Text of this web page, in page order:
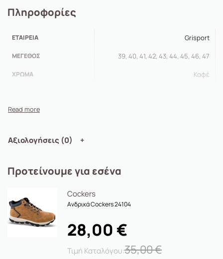
γλιστρά αλλά και το αντικραδασμικό σύστημα
απορρόφησης κραδασμών που έχει το καθιστούν ιδανικό
Πληροφορίες
ΕΤΑΙΡΕΊΑ Grisport
ΜΈΓΕΘΟΣ 39, 40, 41, 42, 43, 44, 45, 46, 47
ΧΡΏΜΑ Καφέ
Αξιολογήσεις (0)
Προτείνουμε για εσένα
Cockers
Ανδρικά Cockers 24104
35,00€
28,00 €